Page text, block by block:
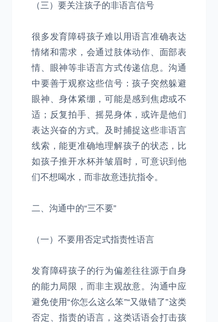
（三）要关注孩子的非语言信号
很多发育障碍孩子难以用语言准确表达
情绪和需求，会通过肢体动作、面部表
情、眼神等非语言方式传递信息。沟通
中要善于观察这些信号：孩子突然躲避
眼神、身体紧绷，可能是感到焦虑或不
适；反复拍手、摇晃身体，或许是他们
表达兴奋的方式。及时捕捉这些非语言
线索，能更准确地理解孩子的状态，比
如孩子推开水杯并皱眉时，可意识到他
们不想喝水，而非故意违抗指令。
二、沟通中的“三不要”
（一）不要用否定式指责性语言
发育障碍孩子的行为偏差往往源于自身
的能力局限，而非主观故意。沟通中应
避免使用“你怎么这么笨”“又做错了”这类
否定、指责的语言，这类话语会打击孩